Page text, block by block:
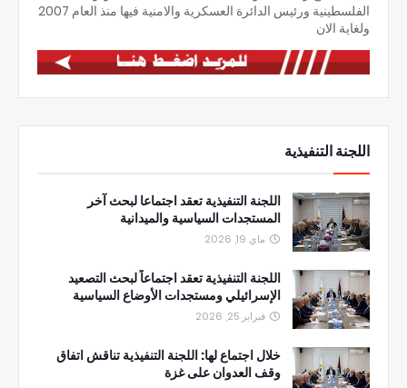
الفلسطينية ورئيس الدائرة العسكرية والامنية فيها منذ العام 2007
ولغاية الان
اللجنة التنفيذية
اللجنة التنفيذية تعقد اجتماعا لبحث آخر
المستجدات السياسية والميدانية
ماي 19, 2026
اللجنة التنفيذية تعقد اجتماعاً لبحث التصعيد
الإسرائيلي ومستجدات الأوضاع السياسية
فبراير 25, 2026
خلال اجتماع لها: اللجنة التنفيذية تناقش اتفاق
وقف العدوان على غزة